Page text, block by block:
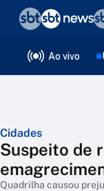
Ao vivo
Cidades
Suspeito de
Quadrilha causou
❮voltar